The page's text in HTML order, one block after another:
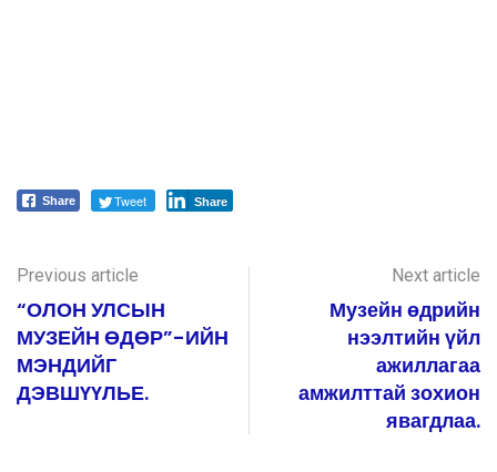
Share Tweet Share
Previous article
“ОЛОН УЛСЫН
МУЗЕЙН ӨДӨР”-ИЙН
МЭНДИЙГ
ДЭВШҮҮЛЬЕ.
Next article
Музейн өдрийн
нээлтийн үйл
ажиллагаа
амжилттай зохион
явагдлаа.